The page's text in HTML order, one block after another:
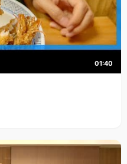
01:40